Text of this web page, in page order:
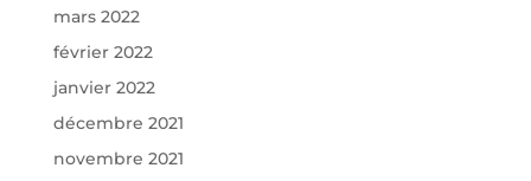
mars 2022
février 2022
janvier 2022
décembre 2021
novembre 2021